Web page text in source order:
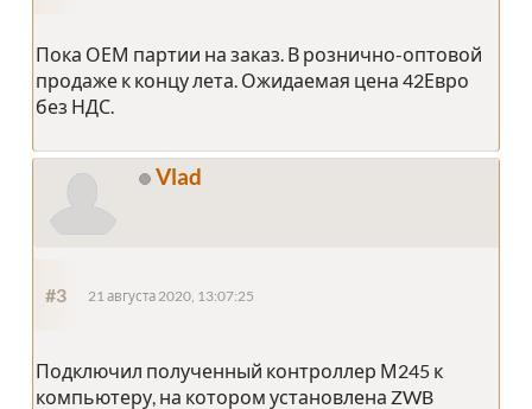
Пока ОЕМ партии на заказ. В рознично-оптовой
продаже к концу лета. Ожидаемая цена 42Евро
без НДС.
Vlad
#3 21 августа 2020, 13:07:25
Подключил полученный контроллер М245 к
компьютеру, на котором установлена ZWB